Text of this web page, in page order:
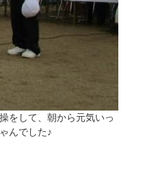
をして、朝から元気いっ
んでした♪